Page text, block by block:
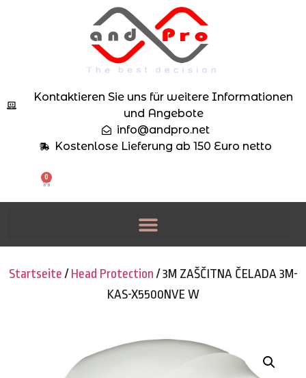
Kontaktieren Sie uns für weitere Informationen
und Angebote
info@andpro.net
Kostenlose Lieferung ab 150 Euro netto
0
Startseite/Head Protection/ 3M ZAŠČITNA ČELADA 3M-
KAS-X5500NVE W